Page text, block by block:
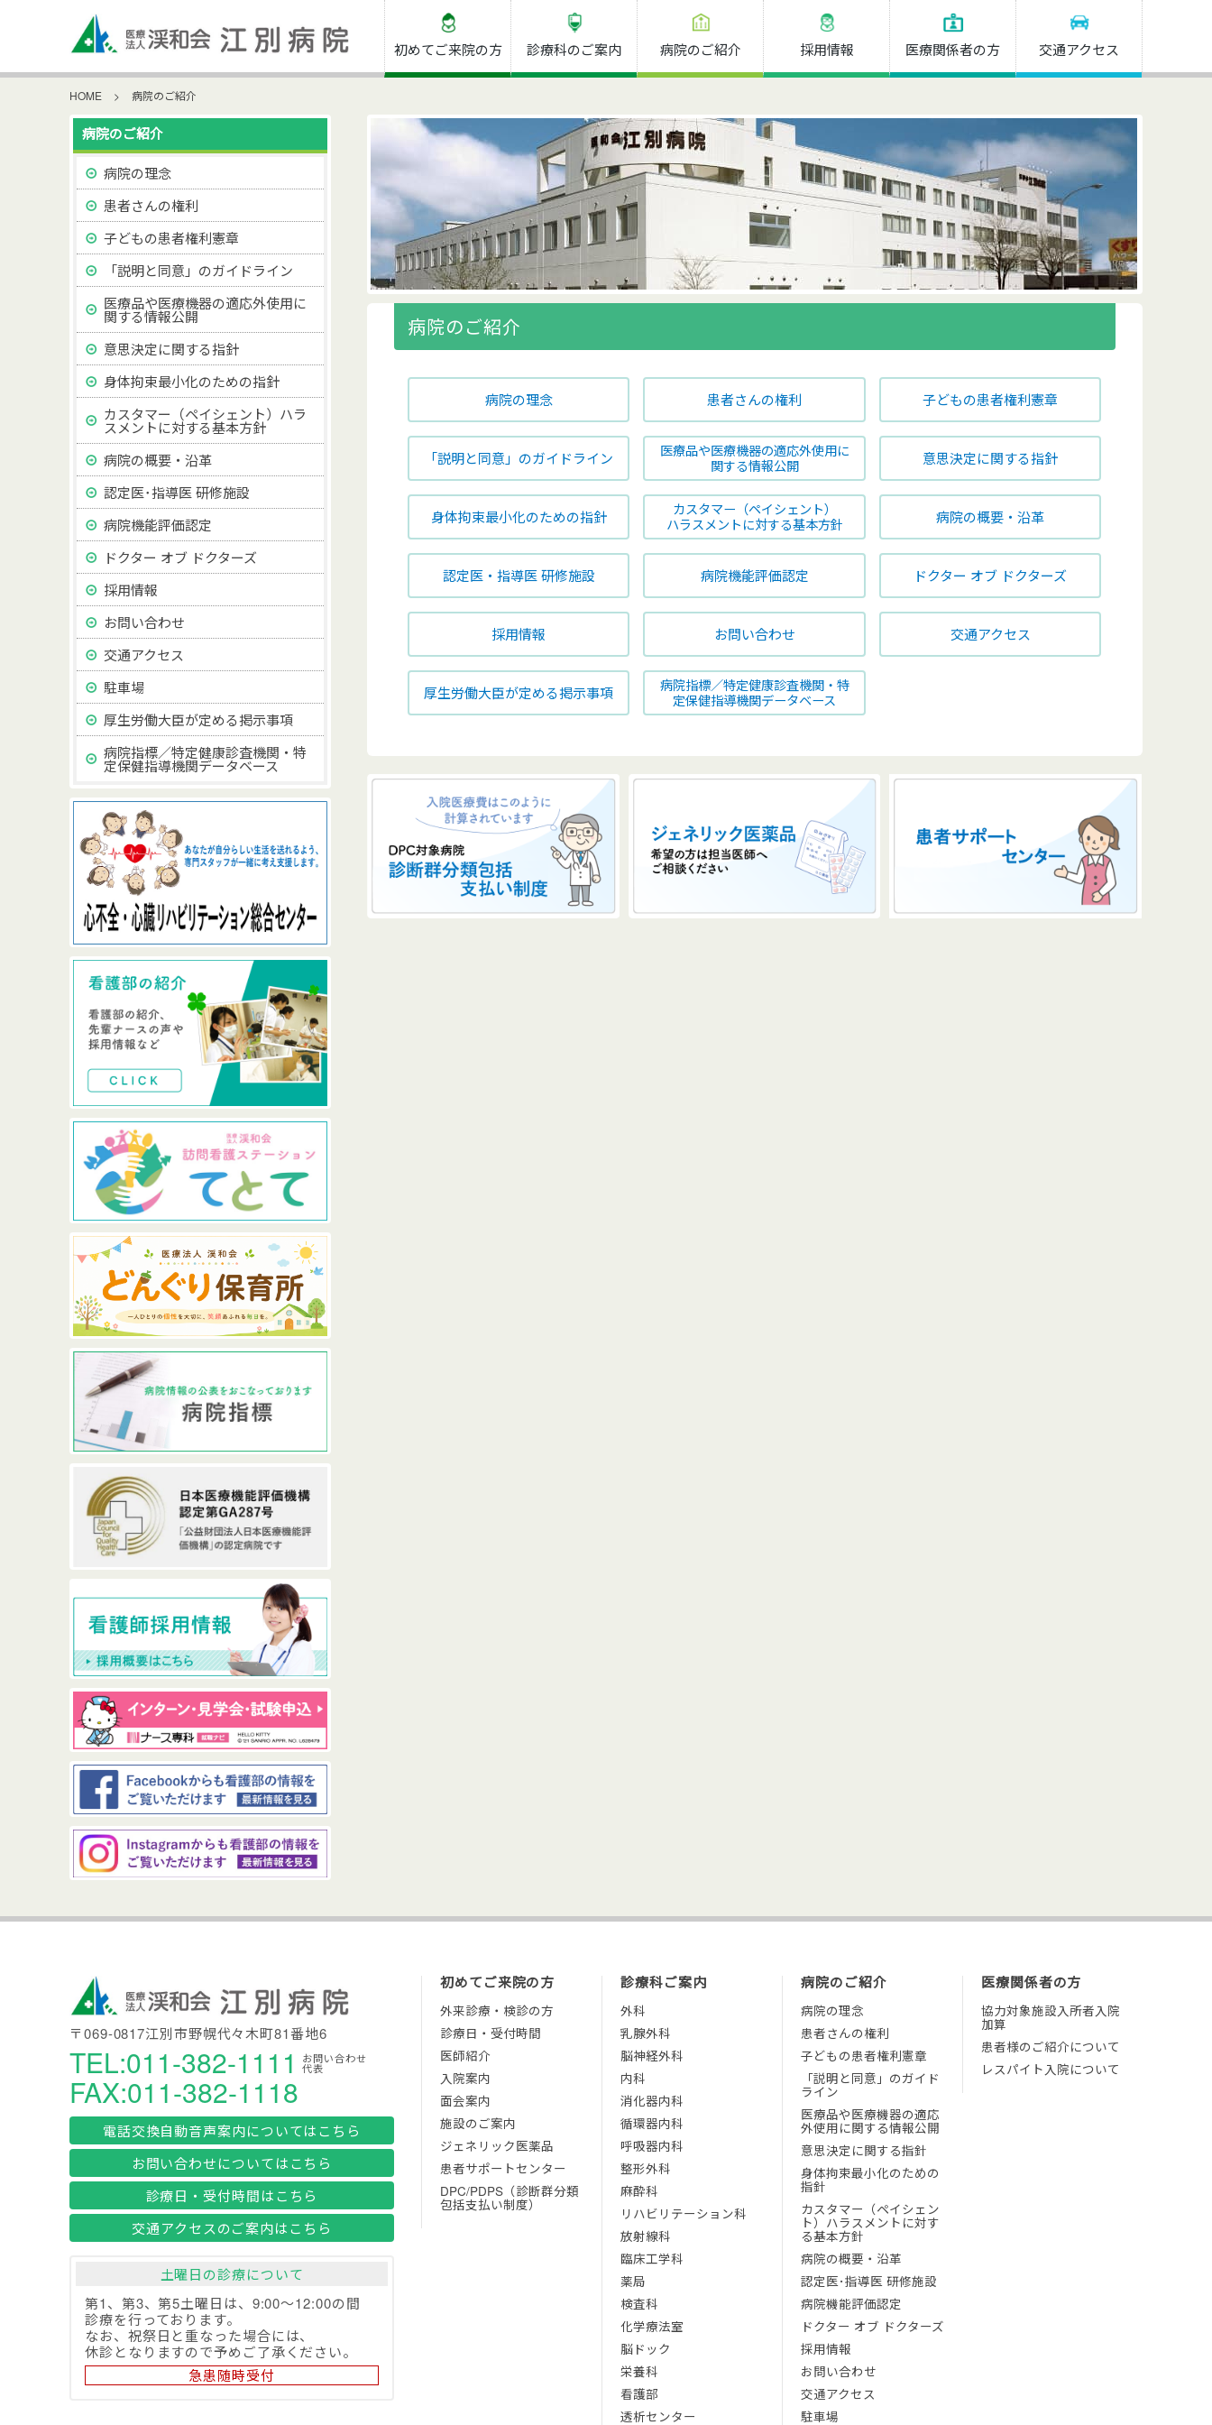
初めてご来院の方 診療科のご案内 病院のご紹介 採用情報 医療関係者の方 交通アクセス
HOME > 病院のご紹介
病院のご紹介
病院の理念 患者さんの権利 子どもの患者権利憲章
「説明と同意」のガイドライン
医療品や医療機器の適応外使用に
関する情報公開
意思決定に関する指針
身体拘束最小化のための指針
カスタマー（ペイシェント）
ハラスメントに対する基本方針
病院の概要・沿革
認定医・指導医 研修施設 病院機能評価認定 ドクター オブ ドクターズ
採用情報 お問い合わせ 交通アクセス
厚生労働大臣が定める掲示事項
病院指標／特定健康診査機関・特
定保健指導機関データベース
病院のご紹介
病院の理念
患者さんの権利
子どもの患者権利憲章
「説明と同意」のガイドライン
医療品や医療機器の適応外使用に
関する情報公開
意思決定に関する指針
身体拘束最小化のための指針
カスタマー（ペイシェント）ハラ
スメントに対する基本方針
病院の概要・沿革
認定医･指導医 研修施設
病院機能評価認定
ドクター オブ ドクターズ
採用情報
お問い合わせ
交通アクセス
駐車場
厚生労働大臣が定める掲示事項
病院指標／特定健康診査機関・特
定保健指導機関データベース
〒069-0817江別市野幌代々木町81番地6
TEL:011-382-1111 お問い合わせ
代表
FAX:011-382-1118
電話交換自動音声案内についてはこちら
お問い合わせについてはこちら
診療日・受付時間はこちら
交通アクセスのご案内はこちら
土曜日の診療について
第1、第3、第5土曜日は、9:00～12:00の間
診療を行っております。
なお、祝祭日と重なった場合には、
休診となりますので予めご了承ください。
急患随時受付
初めてご来院の方
外来診療・検診の方
診療日・受付時間
医師紹介
入院案内
面会案内
施設のご案内
ジェネリック医薬品
患者サポートセンター
DPC/PDPS（診断群分類
包括支払い制度）
診療科ご案内
外科
乳腺外科
脳神経外科
内科
消化器内科
循環器内科
呼吸器内科
整形外科
麻酔科
リハビリテーション科
放射線科
臨床工学科
薬局
検査科
化学療法室
脳ドック
栄養科
看護部
透析センター
病院のご紹介
病院の理念
患者さんの権利
子どもの患者権利憲章
「説明と同意」のガイド
ライン
医療品や医療機器の適応
外使用に関する情報公開
意思決定に関する指針
身体拘束最小化のための
指針
カスタマー（ペイシェン
ト）ハラスメントに対す
る基本方針
病院の概要・沿革
認定医･指導医 研修施設
病院機能評価認定
ドクター オブ ドクターズ
採用情報
お問い合わせ
交通アクセス
駐車場
医療関係者の方
協力対象施設入所者入院
加算
患者様のご紹介について
レスパイト入院について